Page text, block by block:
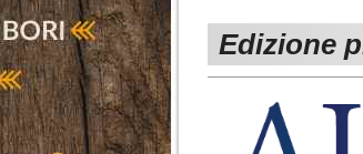
Edizione